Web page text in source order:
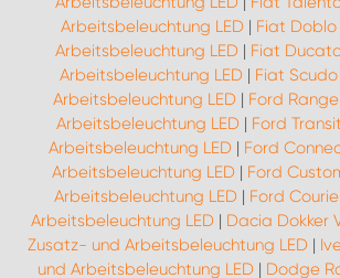
Arbeitsbeleuchtung LED | Fiat
Arbeitsbeleuchtung LED | Fiat
Arbeitsbeleuchtung LED | Fiat
Arbeitsbeleuchtung LED | Ford
Arbeitsbeleuchtung LED| Ford
Arbeitsbeleuchtung LED | Ford
Arbeitsbeleuchtung LED| Ford
Arbeitsbeleuchtung LED| Ford
Arbeitsbeleuchtung LED| Dacia Dokker
Zusatz- und Arbeitsbeleuchtung LED|
und Arbeitsbeleuchtung LED | Dodge